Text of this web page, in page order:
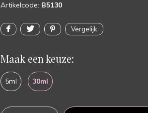
Artikelcode: B5130
Vergelijk
Maak een keuze:
5ml 30ml